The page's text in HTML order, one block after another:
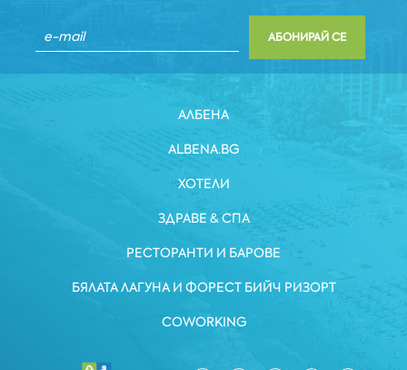
АБОНИРАЙ СЕ
АЛБЕНА
ALBENA.BG
ХОТЕЛИ
ЗДРАВЕ & СПА
РЕСТОРАНТИ И БАРОВЕ
БЯЛАТА ЛАГУНА И ФОРЕСТ БИЙЧ РИЗОРТ
COWORKING